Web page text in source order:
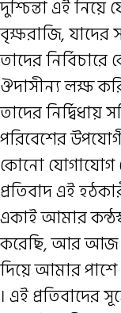
দুশ্চিন্তা এই
বৃক্ষরাজি,
তাদের
ঔদাসীন্য লক্ষ
তাদের
পরিবেশের
কোনো
প্রতিবাদ এই
একাই আমার
করেছি, আর আজ
দিয়ে আমার
। এই